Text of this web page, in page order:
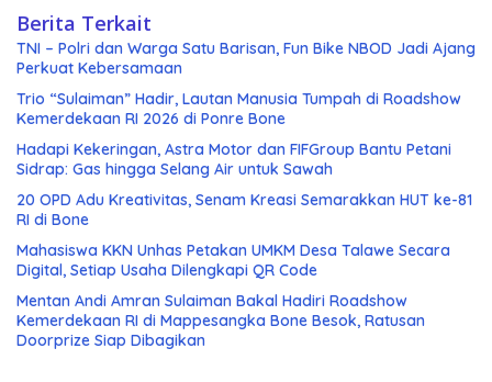
Berita Terkait
TNI – Polri dan Warga Satu Barisan, Fun Bike NBOD Jadi Ajang
Perkuat Kebersamaan
Trio “Sulaiman” Hadir, Lautan Manusia Tumpah di Roadshow
Kemerdekaan RI 2026 di Ponre Bone
Hadapi Kekeringan, Astra Motor dan FIFGroup Bantu Petani
Sidrap: Gas hingga Selang Air untuk Sawah
20 OPD Adu Kreativitas, Senam Kreasi Semarakkan HUT ke-81
RI di Bone
Mahasiswa KKN Unhas Petakan UMKM Desa Talawe Secara
Digital, Setiap Usaha Dilengkapi QR Code
Mentan Andi Amran Sulaiman Bakal Hadiri Roadshow
Kemerdekaan RI di Mappesangka Bone Besok, Ratusan
Doorprize Siap Dibagikan